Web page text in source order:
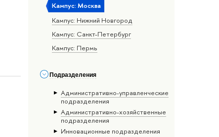
Кампус: Москва
Кампус: Нижний Новгород
Кампус: Санкт-Петербург
Кампус: Пермь
Подразделения
Административно-управленческие
подразделения
Административно-хозяйственные
подразделения
Инновационные подразделения